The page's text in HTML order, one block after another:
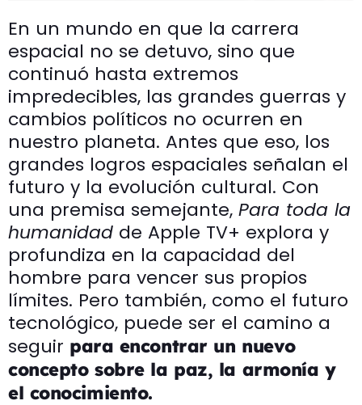
En un mundo en que la carrera
espacial no se detuvo, sino que
continuó hasta extremos
impredecibles, las grandes guerras y
cambios políticos no ocurren en
nuestro planeta. Antes que eso, los
grandes logros espaciales señalan el
futuro y la evolución cultural. Con
una premisa semejante, Para toda la
humanidad de Apple TV+ explora y
profundiza en la capacidad del
hombre para vencer sus propios
límites. Pero también, como el futuro
tecnológico, puede ser el camino a
seguir para encontrar un nuevo
concepto sobre la paz, la armonía y
el conocimiento.